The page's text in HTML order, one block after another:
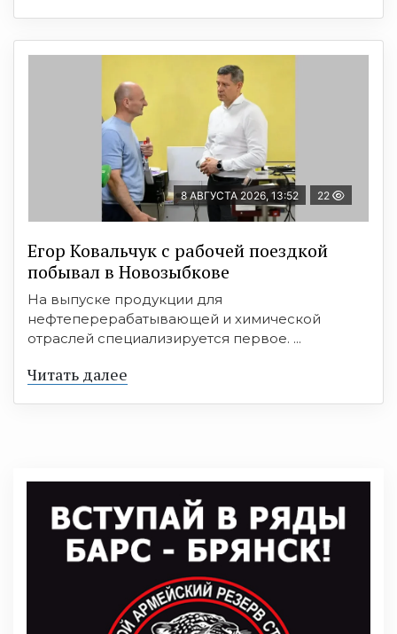
8 АВГУСТА 2026, 13:52 22
Егор Ковальчук с рабочей поездкой
побывал в Новозыбкове
На выпуске продукции для
нефтеперерабатывающей и химической
отраслей специализируется первое. ...
Читать далее